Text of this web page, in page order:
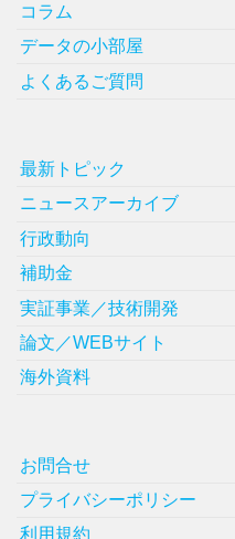
コラム
データの小部屋
よくあるご質問
最新トピック
ニュースアーカイブ
行政動向
補助金
実証事業／技術開発
論文／WEBサイト
海外資料
お問合せ
プライバシーポリシー
利用規約